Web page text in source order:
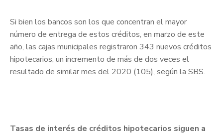
Si bien los bancos son los que concentran el mayor
número de entrega de estos créditos, en marzo de este
año, las cajas municipales registraron 343 nuevos créditos
hipotecarios, un incremento de más de dos veces el
resultado de similar mes del 2020 (105), según la SBS.
Tasas de interés de créditos hipotecarios siguen a